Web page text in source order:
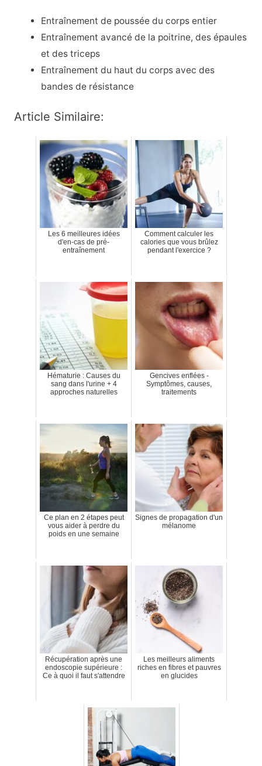
Entraînement de poussée du corps entier
Entraînement avancé de la poitrine, des épaules
et des triceps
Entraînement du haut du corps avec des
bandes de résistance
Article Similaire:
Les 6 meilleures idées
d'en-cas de pré-
entraînement
Comment calculer les
calories que vous brûlez
pendant l'exercice ?
Hématurie : Causes du
sang dans l'urine + 4
approches naturelles
Gencives enflées -
Symptômes, causes,
traitements
Ce plan en 2 étapes peut
vous aider à perdre du
poids en une semaine
Signes de propagation d'un
mélanome
Récupération après une
endoscopie supérieure :
Ce à quoi il faut s'attendre
Les meilleurs aliments
riches en fibres et pauvres
en glucides